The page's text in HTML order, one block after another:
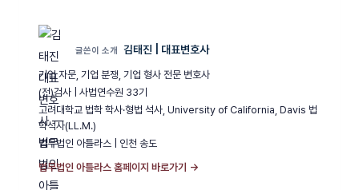
글쓴이 소개 김태진 | 대표변호사
기업 자문, 기업 분쟁, 기업 형사 전문 변호사
(전)검사 | 사법연수원 33기
고려대학교 법학 학사·형법 석사, University of California, Davis 법
학석사(LL.M.)
법무법인 아틀라스 | 인천 송도
법무법인 아틀라스 홈페이지 바로가기 →